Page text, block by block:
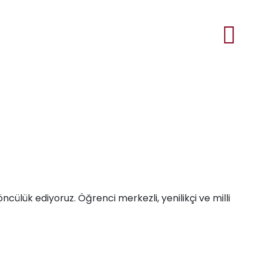
ediyoruz. Öğrenci merkezli, yenilikçi ve milli